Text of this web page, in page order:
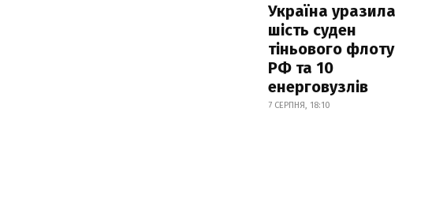
Україна уразила
шість суден
тіньового флоту
РФ та 10
енерговузлів
7 СЕРПНЯ, 18:10